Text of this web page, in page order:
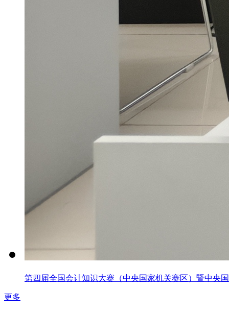
第四届全国会计知识大赛（中央国家机关赛区）暨中央
更多